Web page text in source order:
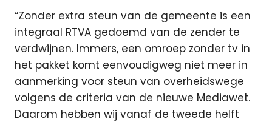
“Zonder extra steun van de gemeente is een
integraal RTVA gedoemd van de zender te
verdwijnen. Immers, een omroep zonder tv in
het pakket komt eenvoudigweg niet meer in
aanmerking voor steun van overheidswege
volgens de criteria van de nieuwe Mediawet.
Daarom hebben wij vanaf de tweede helft